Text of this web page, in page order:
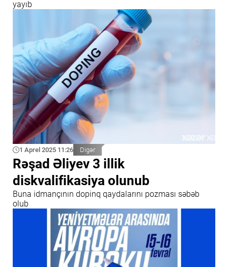
yayıb
1 Aprel 2025 11:26 Digər
Rəşad Əliyev 3 illik
diskvalifikasiya olunub
Buna idmançının dopinq qaydalarını pozması səbəb
olub